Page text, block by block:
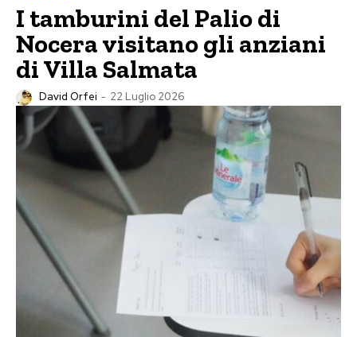
I tamburini del Palio di
Nocera visitano gli anziani
di Villa Salmata
David Orfei - 22 Luglio 2026